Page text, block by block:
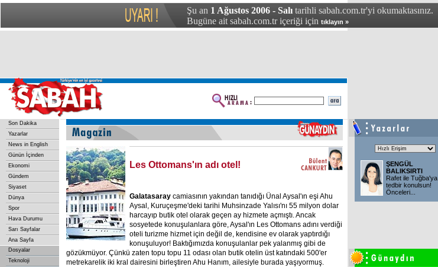
Şu an 1 Ağustos 2006 - Salı tarihli sabah.com.tr'yi okumaktasınız.
Bugüne ait sabah.com.tr içeriği için tıklayın »
Son Dakika
Yazarlar
News in English
Günün İçinden
Ekonomi
Gündem
Siyaset
Dünya
Spor
Hava Durumu
Sarı Sayfalar
Ana Sayfa
Dosyalar
Teknoloji
Les Ottomans'ın adı otel!
Galatasaray camiasının yakından tanıdığı Ünal Aysal'ın eşi Ahu
Aysal, Kuruçeşme'deki tarihi Muhsinzade Yalısı'nı 55 milyon dolar
harcayıp butik otel olarak geçen ay hizmete açmıştı. Ancak
sosyetede konuşulanlara göre, Aysal'ın Les Ottomans adını verdiği
oteli turizme hizmet için değil de, kendisine ev olarak yaptırdığı
konuşuluyor! Baktığımızda konuşulanlar pek yalanmış gibi de
gözükmüyor. Çünkü zaten topu topu 11 odası olan butik otelin üst katındaki 500'er
metrekarelik iki kral dairesini birleştiren Ahu Hanım, ailesiyle burada yaşıyormuş.
ŞENGÜL
BALIKSIRTI
Rafet ile Tuğba'ya
tedbir konulsun!
Önceleri